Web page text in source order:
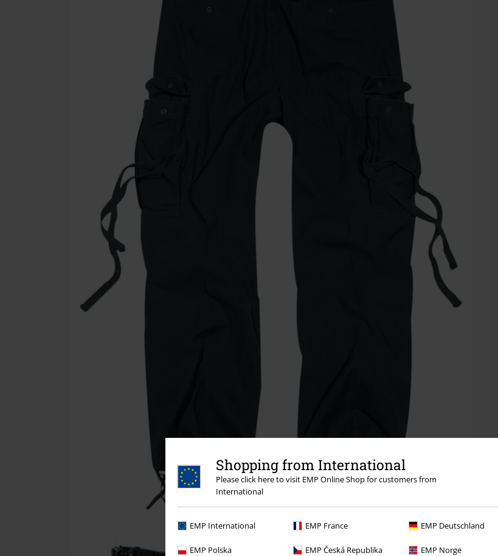
Shopping from International
Please click here to visit EMP Online Shop for customers from
International
EMP International EMP France EMP Deutschland
EMP Polska EMP Česká Republika EMP Norge